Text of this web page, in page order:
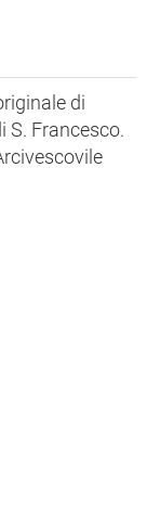
di
S. Francesco.